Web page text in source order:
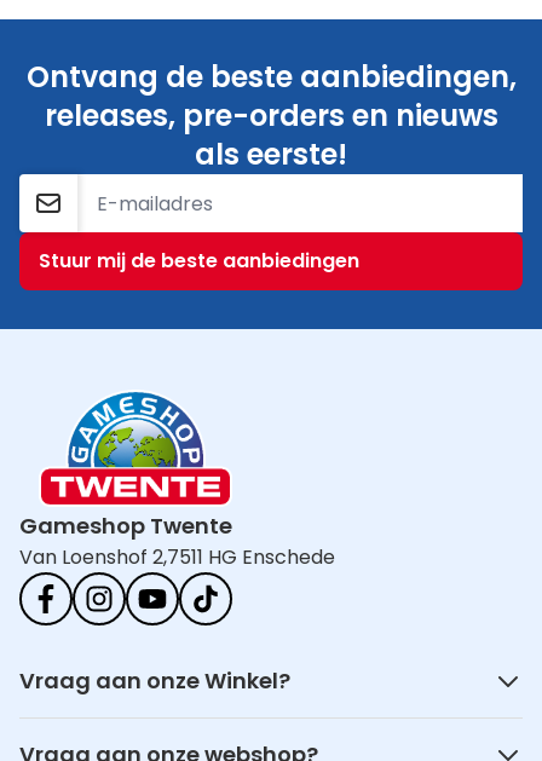
Ontvang de beste aanbiedingen,
releases, pre-orders en nieuws
als eerste!
E-mailadres
Stuur mij de beste aanbiedingen
Gameshop Twente
Van Loenshof 2,7511 HG Enschede
Vraag aan onze Winkel?
Vraag aan onze webshop?